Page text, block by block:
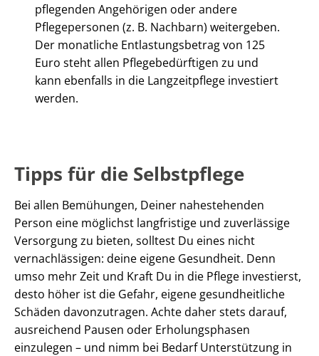
pflegenden Angehörigen oder andere
Pflegepersonen (z. B. Nachbarn) weitergeben.
Der monatliche Entlastungsbetrag von 125
Euro steht allen Pflegebedürftigen zu und
kann ebenfalls in die Langzeitpflege investiert
werden.
Tipps für die Selbstpflege
Bei allen Bemühungen, Deiner nahestehenden
Person eine möglichst langfristige und zuverlässige
Versorgung zu bieten, solltest Du eines nicht
vernachlässigen: deine eigene Gesundheit. Denn
umso mehr Zeit und Kraft Du in die Pflege investierst,
desto höher ist die Gefahr, eigene gesundheitliche
Schäden davonzutragen. Achte daher stets darauf,
ausreichend Pausen oder Erholungsphasen
einzulegen – und nimm bei Bedarf Unterstützung in